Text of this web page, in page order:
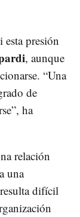
esta presión
, aunque
“Una
de
ha
relación
una
resulta difícil